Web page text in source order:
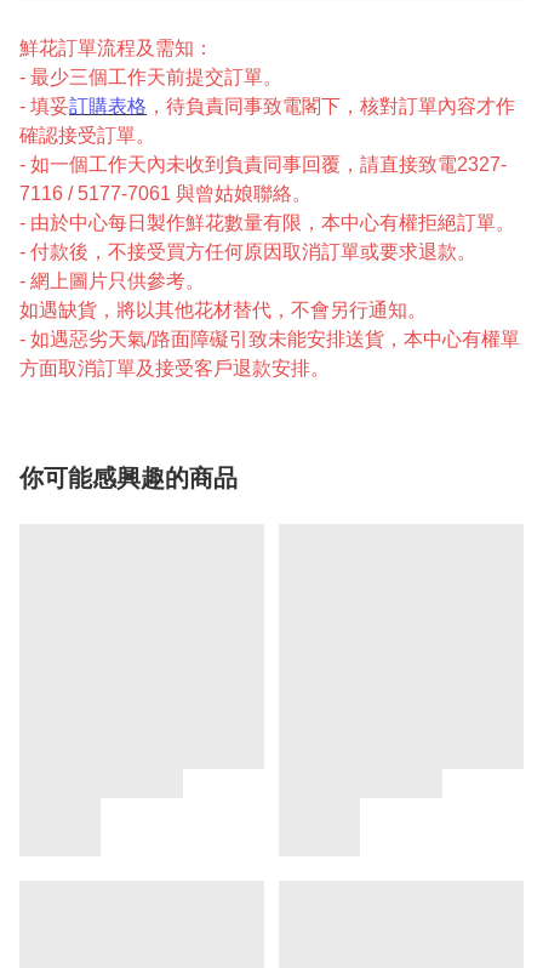
鮮花訂單流程及需知：
- 最少三個工作天前提交訂單。
- 填妥訂購表格 ，待負責同事致電閣下，核對訂單內容才作
確認接受訂單。
- 如一個工作天內未收到負責同事回覆，請直接致電2327-
7116 / 5177-7061 與曾姑娘聯絡。
- 由於中心每日製作鮮花數量有限，本中心有權拒絕訂單。
- 付款後，不接受買方任何原因取消訂單或要求退款。
- 網上圖片只供參考。
如遇缺貨，將以其他花材替代，不會另行通知。
- 如遇惡劣天氣/路面障礙引致未能安排送貨，本中心有權單
方面取消訂單及接受客戶退款安排。
你可能感興趣的商品